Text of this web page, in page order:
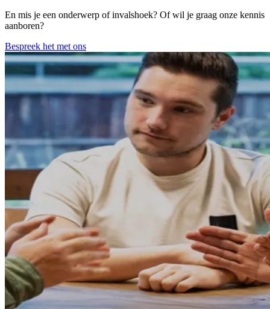
En mis je een onderwerp of invalshoek? Of wil je graag onze kennis
aanboren?
Bespreek het met ons